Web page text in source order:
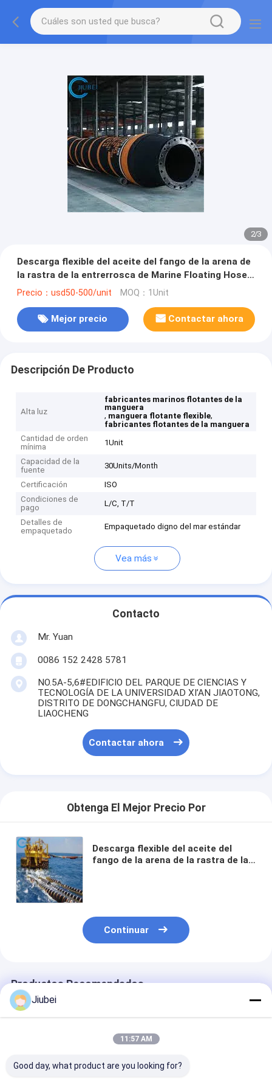
2/3
Descarga flexible del aceite del fango de la arena de
la rastra de la entrerrosca de Marine Floating Hose
Manufacturers Flange
Precio：usd50-500/unit MOQ：1Unit
Mejor precio Contactar ahora
Descripción De Producto
Alta luz
fabricantes marinos flotantes de la
manguera
, manguera flotante flexible,
fabricantes flotantes de la manguera
Cantidad de orden
mínima
1Unit
Capacidad de la
fuente
30Units/Month
Certificación
ISO
Condiciones de
pago
L/C, T/T
Detalles de
empaquetado
Empaquetado digno del mar estándar
Vea más
Contacto
Mr. Yuan
0086 152 2428 5781
NO.5A-5,6#EDIFICIO DEL PARQUE DE CIENCIAS Y
TECNOLOGÍA DE LA UNIVERSIDAD XI’AN JIAOTONG,
DISTRITO DE DONGCHANGFU, CIUDAD DE
LIAOCHENG
Contactar ahora
Obtenga El Mejor Precio Por
Descarga flexible del aceite del
fango de la arena de la rastra de la
Continuar
Productos Recomendados
Jiubei
11:57 AM
Good day, what product are you looking for?